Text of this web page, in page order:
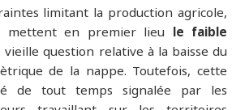
limitant la production agricole,
mettent en premier lieu le faible
vieille question relative à la baisse du
de la nappe. Toutefois, cette
de tout temps signalée par les